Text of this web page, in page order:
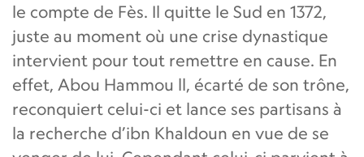
le compte de Fès. Il quitte le Sud en 1372,
juste au moment où une crise dynastique
intervient pour tout remettre en cause. En
effet, Abou Hammou ll, écarté de son trône,
reconquiert celui-ci et lance ses partisans à
la recherche d’ibn Khaldoun en vue de se